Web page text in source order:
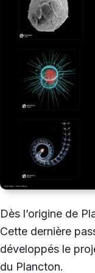
Dès l’origine de
Cette dernière
développés le
du Plancton.